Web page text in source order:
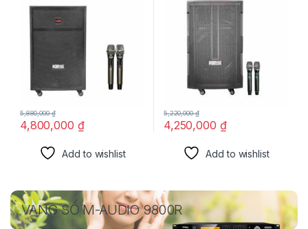
4,800,000 ₫
5,880,000₫
Add to wishlist
4,250,000 ₫
5,220,000₫
Add to wishlist
VANG SỐ M-AUDIO 9800R